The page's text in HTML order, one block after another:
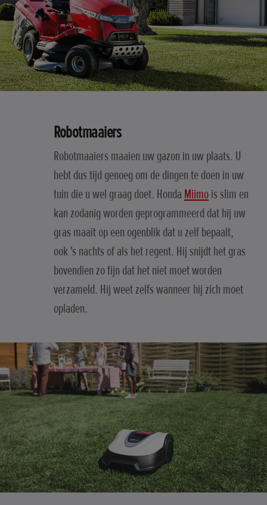
Robotmaaiers
Robotmaaiers maaien uw gazon in uw plaats. U
hebt dus tijd genoeg om de dingen te doen in uw
tuin die u wel graag doet. Honda Miimois slim en
kan zodanig worden geprogrammeerd dat hij uw
gras maait op een ogenblik dat u zelf bepaalt,
ook 's nachts of als het regent. Hij snijdt het gras
bovendien zo fijn dat het niet moet worden
verzameld. Hij weet zelfs wanneer hij zich moet
opladen.